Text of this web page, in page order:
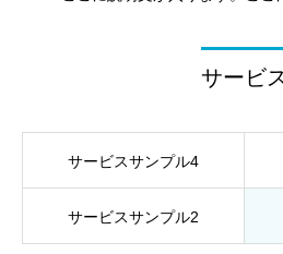
サービ
サービスサンプル4
サービスサンプル2